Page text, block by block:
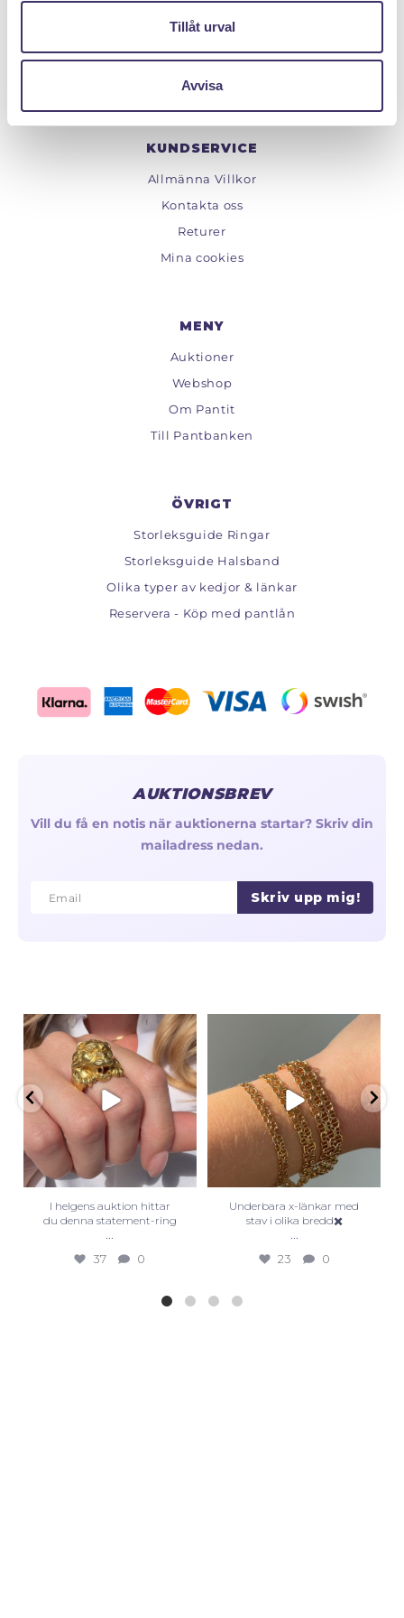
Tillåt urval
Avvisa
08 - 520 275 02
Epost :info@pantit.se
Telefontider: Mån - Fre, 09:00 - 17:00
KUNDSERVICE
Allmänna Villkor
Kontakta oss
Returer
Mina cookies
MENY
Auktioner
Webshop
Om Pantit
Till Pantbanken
ÖVRIGT
Storleksguide Ringar
Storleksguide Halsband
Olika typer av kedjor & länkar
Reservera - Köp med pantlån
AUKTIONSBREV
Vill du få en notis när auktionerna startar? Skriv din
mailadress nedan.
Email
Email Skriv upp mig!
I helgens auktion hittar
du denna statement-ring
...
37 0
Underbara x-länkar med
stav i olika bredd✖️
...
23 0